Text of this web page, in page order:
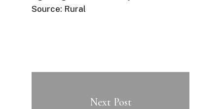
Source: Rural
Next Post